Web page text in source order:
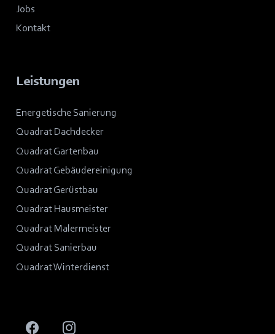
Jobs
Kontakt
Leistungen
Energetische Sanierung
Quadrat Dachdecker
Quadrat Gartenbau
Quadrat Gebäudereinigung
Quadrat Gerüstbau
Quadrat Hausmeister
Quadrat Malermeister
Quadrat Sanierbau
Quadrat Winterdienst